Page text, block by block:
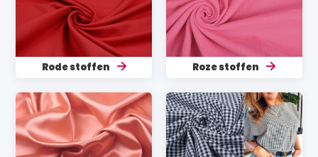
Rode stoffen Roze stoffen